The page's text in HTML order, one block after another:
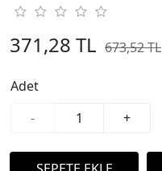
371,28 TL 673,52 TL
Adet
-
+